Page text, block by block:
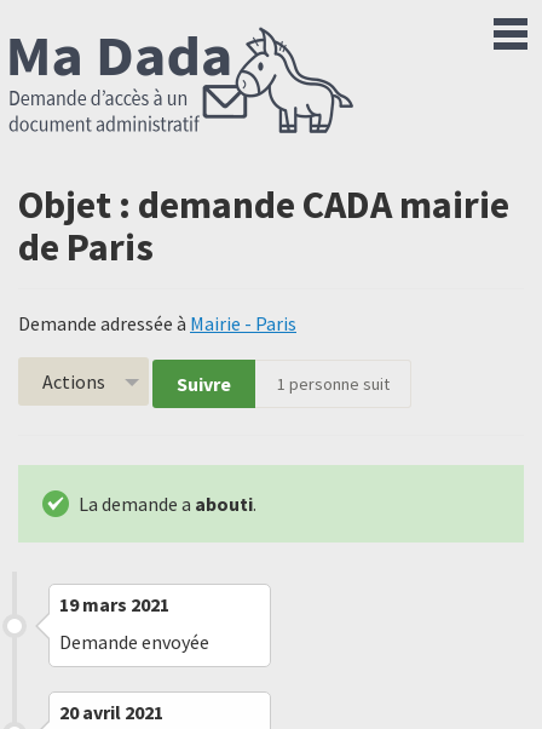
Objet : demande CADA mairie
de Paris
Demande adressée à Mairie - Paris
Actions Suivre 1 personne suit
La demande a abouti.
19 mars 2021
Demande envoyée
20 avril 2021